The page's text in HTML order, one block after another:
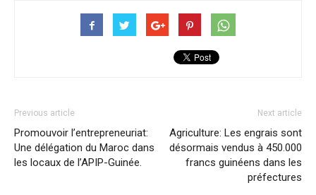
Previous article
Promouvoir l’entrepreneuriat:
Une délégation du Maroc dans
les locaux de l’APIP-Guinée.
Next article
Agriculture: Les engrais sont
désormais vendus à 450.000
francs guinéens dans les
préfectures